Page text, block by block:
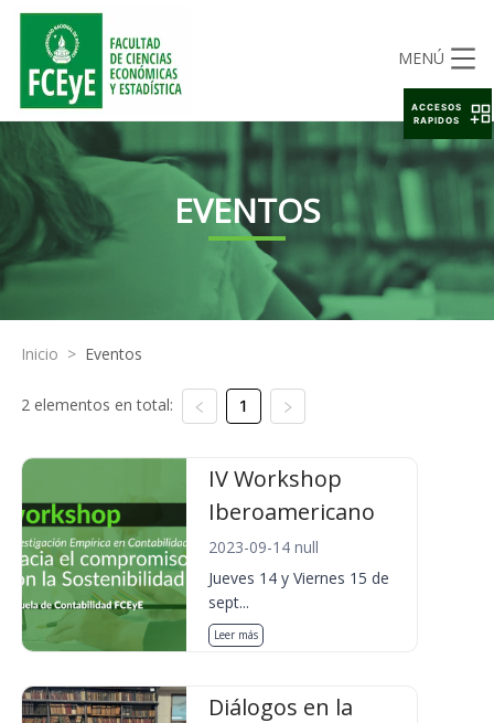
MENÚ
EVENTOS
Inicio > Eventos
2 elementos en total: 1
IV Workshop
Iberoamericano
2023-09-14 null
Jueves 14 y Viernes 15 de
sept...
Leer más
Diálogos en la
ACCESOS
RAPIDOS